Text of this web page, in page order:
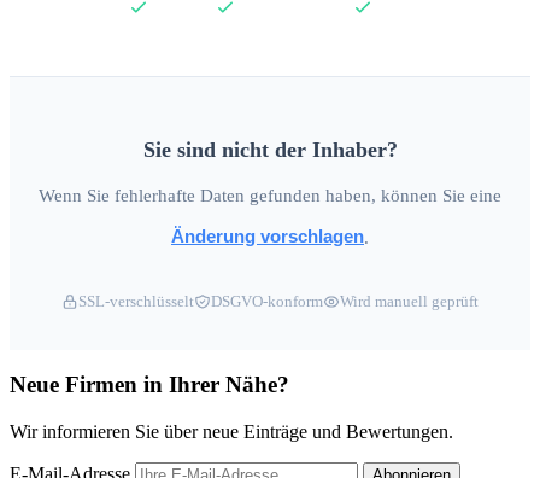
Sie sind nicht der Inhaber?
Wenn Sie fehlerhafte Daten gefunden haben, können Sie eine
Änderung vorschlagen
SSL-verschlüsselt DSGVO-konform Wird manuell geprüft
Neue Firmen in Ihrer Nähe?
Wir informieren Sie über neue Einträge und Bewertungen.
E-Mail-Adresse